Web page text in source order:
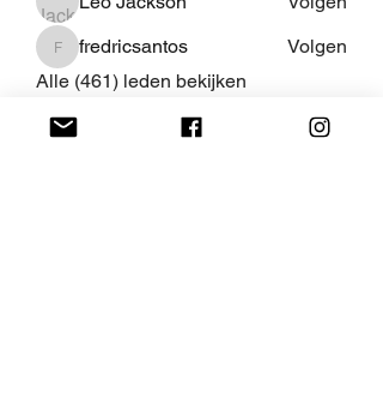
fredricsantos
fredricsantos
Volgen
Alle (461) leden bekijken